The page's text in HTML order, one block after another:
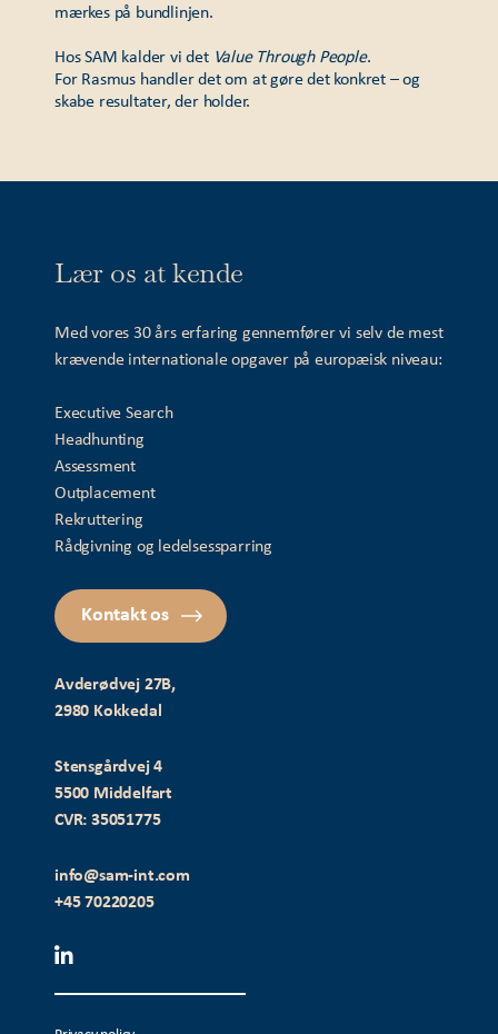
mærkes på bundlinjen.
Hos SAM kalder vi det Value Through People.
For Rasmus handler det om at gøre det konkret – og
skabe resultater, der holder.
Avderødvej 27B,
2980 Kokkedal
Stensgårdvej 4
5500 Middelfart
CVR: 35051775
info@sam-int.com
+45 70220205
Lær os at kende
Med vores 30 års erfaring gennemfører vi selv de mest
krævende internationale opgaver på europæisk niveau:
Executive Search
Headhunting
Assessment
Outplacement
Rekruttering
Rådgivning og ledelsessparring
Kontakt os